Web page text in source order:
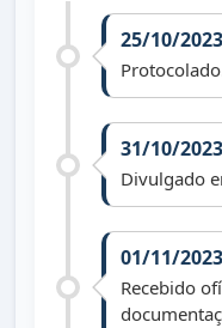
25/10/2023
31/10/2023
Divulgado
01/11/2023
Recebido